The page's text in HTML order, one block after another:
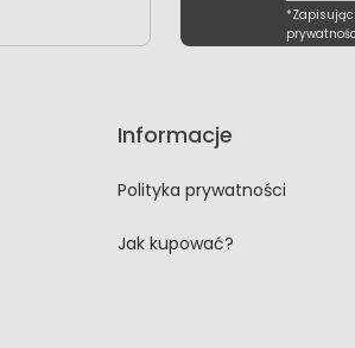
Informacje
Polityka prywatności
Jak kupować?